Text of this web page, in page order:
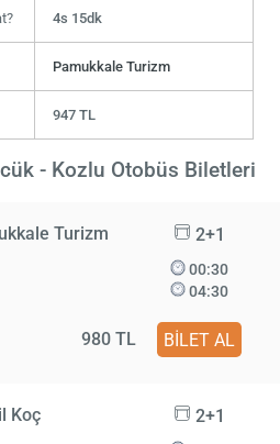
4s 15dk
Pamukkale Turizm
947 TL
- Kozlu Otobüs Biletleri
Turizm 2+1
00:30
04:30
980 TL BİLET AL
Koç 2+1